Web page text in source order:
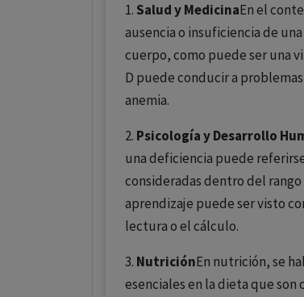
1. Salud y MedicinaEn el
ausencia o insuficiencia de
cuerpo, como puede ser una
D puede conducir a
anemia.
2. Psicología y Desarrollo
una deficiencia puede
consideradas dentro del
aprendizaje puede ser visto
lectura o el cálculo.
3. NutriciónEn nutrición, se
esenciales en la dieta que son